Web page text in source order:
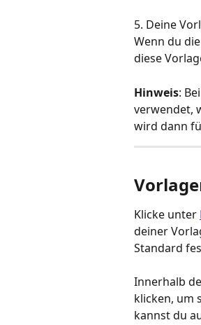
5. Deine
Wenn du
diese
Hinweis:
verwendet,
wird dann
Klicke unter
deiner
Standard
Innerhalb
klicken, um
kannst du